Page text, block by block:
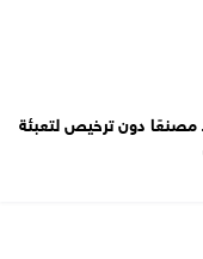
دون ترخيص لتعبئة